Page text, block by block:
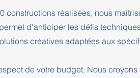
réalisées, nous
d'anticiper les défis
créatives adaptées aux
de votre budget. Nous